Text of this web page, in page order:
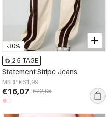
-30%
2-5 TAGE
Statement Stripe Jeans
MSRP €61,99
€16,07 €22,95